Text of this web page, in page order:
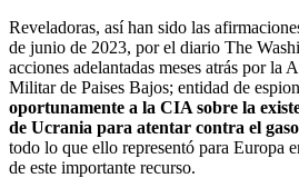
Reveladoras, así han sido las
de junio de 2023, por el diario The
acciones adelantadas meses atrás por la
Militar de Paises Bajos; entidad de
oportunamente a la CIA sobre la
de Ucrania para atentar contra el
todo lo que ello representó para Europa
de este importante recurso.